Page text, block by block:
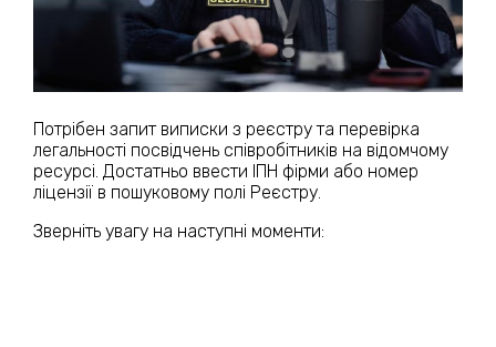
Потрібен запит виписки з реєстру та перевірка
легальності посвідчень співробітників на відомчому
ресурсі. Достатньо ввести ІПН фірми або номер
ліцензії в пошуковому полі Реєстру.
Зверніть увагу на наступні моменти: